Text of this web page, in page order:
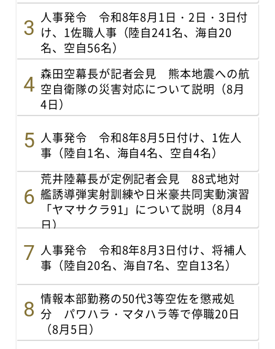
人事発令 令和8年8月1日・2日・3日付
け、1佐職人事（陸自241名、海自20
名、空自56名）
森田空幕長が記者会見 熊本地震への航
空自衛隊の災害対応について説明（8月
4日）
人事発令 令和8年8月5日付け、1佐人
事（陸自1名、海自4名、空自4名）
荒井陸幕長が定例記者会見 88式地対
艦誘導弾実射訓練や日米豪共同実動演習
「ヤマサクラ91」について説明（8月4
日）
人事発令 令和8年8月3日付け、将補人
事（陸自20名、海自7名、空自13名）
情報本部勤務の50代3等空佐を懲戒処
分 パワハラ・マタハラ等で停職20日
（8月5日）